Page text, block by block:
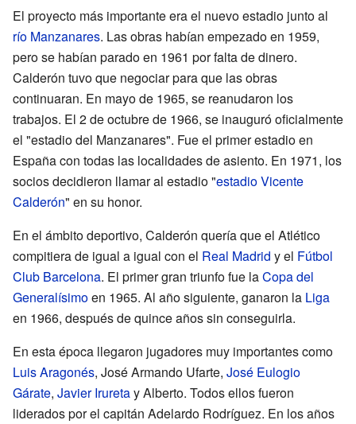
El proyecto más importante era el nuevo estadio junto al
río Manzanares. Las obras habían empezado en 1959,
pero se habían parado en 1961 por falta de dinero.
Calderón tuvo que negociar para que las obras
continuaran. En mayo de 1965, se reanudaron los
trabajos. El 2 de octubre de 1966, se inauguró oficialmente
el "estadio del Manzanares". Fue el primer estadio en
España con todas las localidades de asiento. En 1971, los
socios decidieron llamar al estadio "estadio Vicente
Calderón" en su honor.
En el ámbito deportivo, Calderón quería que el Atlético
compitiera de igual a igual con el Real Madrid y el Fútbol
Club Barcelona. El primer gran triunfo fue laCopa del
Generalísimoen 1965. Al año siguiente, ganaron la Liga
en 1966, después de quince años sin conseguirla.
En esta época llegaron jugadores muy importantes como
Luis Aragonés, José Armando Ufarte, José Eulogio
Gárate, Javier Iruretay Alberto. Todos ellos fueron
liderados por el capitán Adelardo Rodríguez. En los años